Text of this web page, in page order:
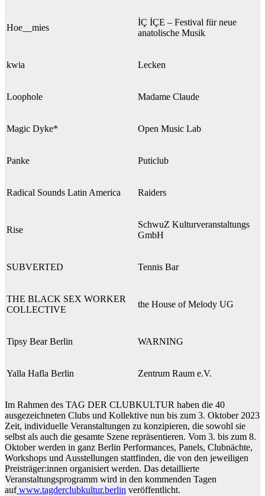
Hoe__mies
İÇ İÇE – Festival für neue
anatolische Musik
kwia Lecken
Loophole Madame Claude
Magic Dyke* Open Music Lab
Panke Puticlub
Radical Sounds Latin America Raiders
Rise
SchwuZ Kulturveranstaltungs
GmbH
SUBVERTED Tennis Bar
THE BLACK SEX WORKER
COLLECTIVE
the House of Melody UG
Tipsy Bear Berlin WARNING
Yalla Hafla Berlin Zentrum Raum e.V.
Im Rahmen des TAG DER CLUBKULTUR haben die 40
ausgezeichneten Clubs und Kollektive nun bis zum 3. Oktober 2023
Zeit, individuelle Veranstaltungen zu konzipieren, die sowohl sie
selbst als auch die gesamte Szene repräsentieren. Vom 3. bis zum 8.
Oktober werden in ganz Berlin Performances, Panels, Clubnächte,
Workshops und Ausstellungen stattfinden, die von den jeweiligen
Preisträger:innen organisiert werden. Das detaillierte
Veranstaltungsprogramm wird in den kommenden Tagen
aufwww.tagderclubkultur.berlin veröffentlicht.